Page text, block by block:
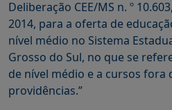
Deliberação CEE/MS n. º
2014, para a oferta de
nível médio no Sistema
Grosso do Sul, no que se
de nível médio e a cursos fora
providências.”